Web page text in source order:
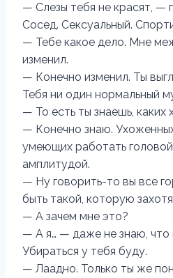
— Слезы тебя не красят, —
Сосед. Сексуальный.
— Тебе какое дело. Мне
изменил.
— Конечно изменил. Ты
Тебя ни один нормальный
— То есть ты знаешь, каких
— Конечно знаю.
умеющих работать
амплитудой.
— Ну говорить-то вы все
быть такой, которую
— А зачем мне это?
— А я… — даже не знаю, что
Убираться у тебя буду.
— Лаадно. Только ты же